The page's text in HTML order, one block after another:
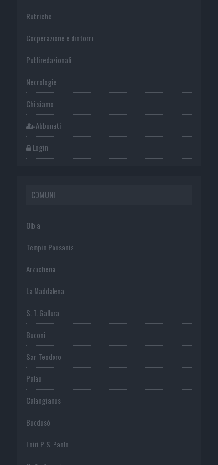
Rubriche
Cooperazione e dintorni
Publiredazionali
Necrologie
Chi siamo
Abbonati
Login
COMUNI
Olbia
Tempio Pausania
Arzachena
La Maddalena
S. T. Gallura
Budoni
San Teodoro
Palau
Calangianus
Buddusò
Loiri P. S. Paolo